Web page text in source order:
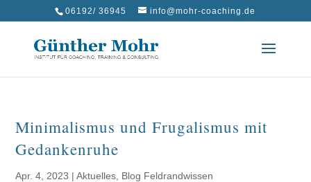
06192/ 36945 info@mohr-coaching.de
Minimalismus und Frugalismus mit
Gedankenruhe
Apr. 4, 2023 |Aktuelles Blog Feldrandwissen